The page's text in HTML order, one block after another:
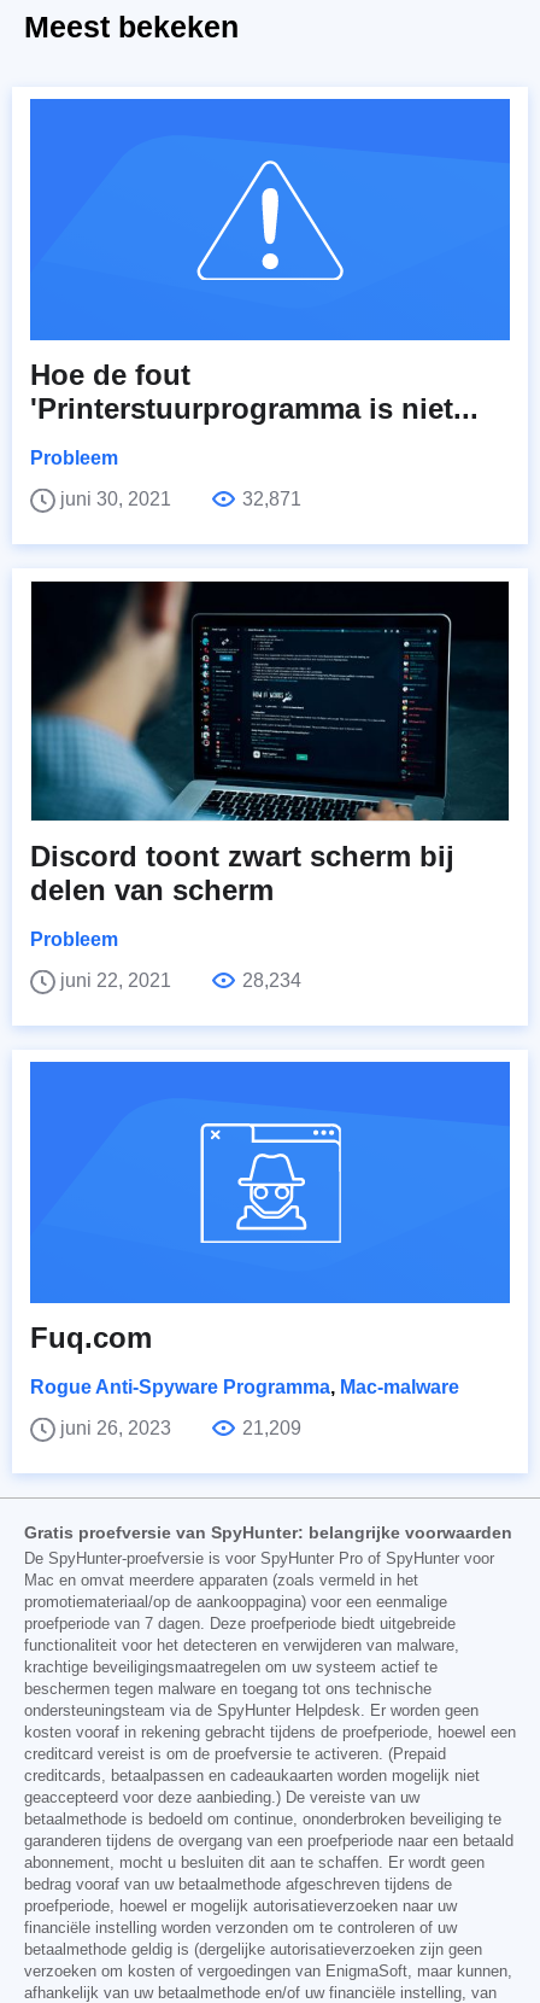
Meest bekeken
Hoe de fout
'Printerstuurprogramma is niet...
Probleem
juni 30, 2021
32,871
Discord toont zwart scherm bij
delen van scherm
Probleem
juni 22, 2021
28,234
Fuq.com
Rogue Anti-Spyware Programma, Mac-malware
juni 26, 2023
21,209
Gratis proefversie van SpyHunter: belangrijke voorwaarden
De SpyHunter-proefversie is voor SpyHunter Pro of SpyHunter voor
Mac en omvat meerdere apparaten (zoals vermeld in het
promotiemateriaal/op de aankooppagina) voor een eenmalige
proefperiode van 7 dagen. Deze proefperiode biedt uitgebreide
functionaliteit voor het detecteren en verwijderen van malware,
krachtige beveiligingsmaatregelen om uw systeem actief te
beschermen tegen malware en toegang tot ons technische
ondersteuningsteam via de SpyHunter Helpdesk. Er worden geen
kosten vooraf in rekening gebracht tijdens de proefperiode, hoewel een
creditcard vereist is om de proefversie te activeren. (Prepaid
creditcards, betaalpassen en cadeaukaarten worden mogelijk niet
geaccepteerd voor deze aanbieding.) De vereiste van uw
betaalmethode is bedoeld om continue, ononderbroken beveiliging te
garanderen tijdens de overgang van een proefperiode naar een betaald
abonnement, mocht u besluiten dit aan te schaffen. Er wordt geen
bedrag vooraf van uw betaalmethode afgeschreven tijdens de
proefperiode, hoewel er mogelijk autorisatieverzoeken naar uw
financiële instelling worden verzonden om te controleren of uw
betaalmethode geldig is (dergelijke autorisatieverzoeken zijn geen
verzoeken om kosten of vergoedingen van EnigmaSoft, maar kunnen,
afhankelijk van uw betaalmethode en/of uw financiële instelling, van